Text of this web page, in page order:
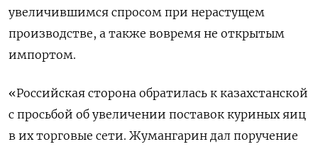
увеличившимся спросом при нерастущем
производстве, а также вовремя не открытым
импортом.
«Российская сторона обратилась к казахстанской
с просьбой об увеличении поставок куриных яиц
в их торговые сети. Жумангарин дал поручение